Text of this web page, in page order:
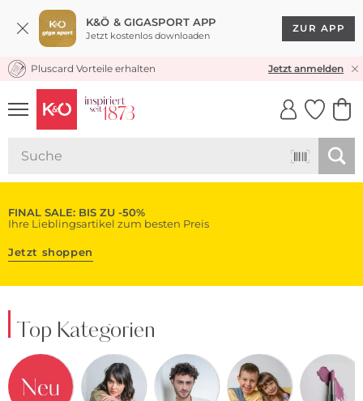
K&Ö & GIGASPORT APP
Jetzt kostenlos downloaden
ZUR APP
KOSTENLOSER VERSAND* & RÜCKVERSAND
Pluscard Vorteile erhalten Jetzt anmelden
UNSERE APP
CLICK &
FINAL SALE: BIS ZU -50%
Ihre Lieblingsartikel zum besten Preis
Jetzt shoppen
Top Kategorien